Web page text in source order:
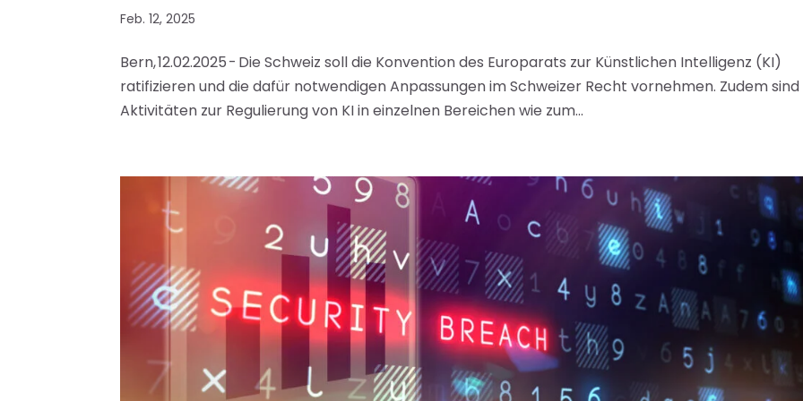
Feb. 12, 2025
Bern, 12.02.2025 - Die Schweiz soll die Konvention des Europarats zur Künstlichen Intelligenz (KI)
ratifizieren und die dafür notwendigen Anpassungen im Schweizer Recht vornehmen. Zudem sind
Aktivitäten zur Regulierung von KI in einzelnen Bereichen wie zum...